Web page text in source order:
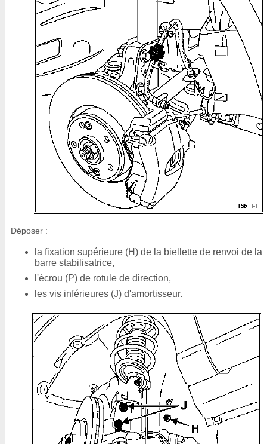
Déposer :
la fixation supérieure (H) de la biellette de renvoi de la
barre stabilisatrice,
l'écrou (P) de rotule de direction,
les vis inférieures (J) d'amortisseur.